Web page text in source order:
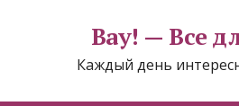
Вау! — Все
Каждый день